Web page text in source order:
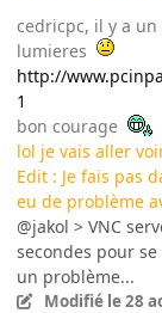
cedricpc, il y a
lumieres
http://
1
bon courage
lol je vais aller
Edit : Je fais pas
eu de problème
@jakol > VNC
secondes pour
un problème...
Modifié le 28